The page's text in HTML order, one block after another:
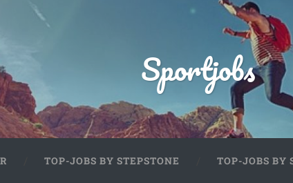
Sportjobs
TOP-JOBS BY STEPSTONE TOP-JOBS BY